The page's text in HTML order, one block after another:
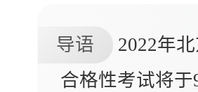
导语
2022年
合格性考试将